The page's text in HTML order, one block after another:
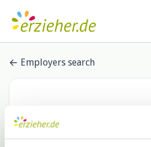
Employers search